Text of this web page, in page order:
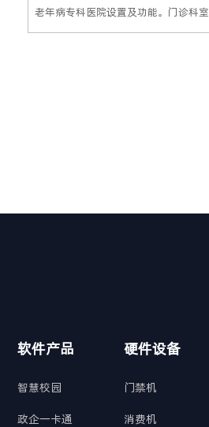
老年病专科医院设置及功能。门诊科
全。住院部有综合内科3个病区，康复
软件产品
智慧校园
政企一卡通
硬件设备
门禁机
消费机